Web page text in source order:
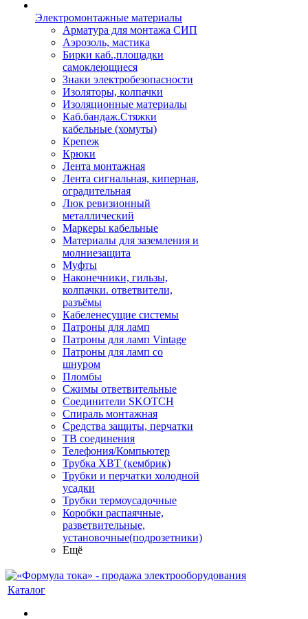
Электромонтажные материалы
Арматура для монтажа СИП
Аэрозоль, мастика
Бирки каб.,площадки
самоклеющиеся
Знаки электробезопасности
Изоляторы, колпачки
Изоляционные материалы
Каб.бандаж.Стяжки
кабельные (хомуты)
Крепеж
Крюки
Лента монтажная
Лента сигнальная, киперная,
оградительная
Люк ревизионный
металлический
Маркеры кабельные
Материалы для заземления и
молниезащита
Муфты
Наконечники, гильзы,
колпачки. ответвители,
разъёмы
Кабеленесущие системы
Патроны для ламп
Патроны для ламп Vintage
Патроны для ламп со
шнуром
Пломбы
Сжимы ответвительные
Соединители SKOTCH
Спираль монтажная
Средства защиты, перчатки
ТВ соединения
Телефония/Компьютер
Трубка ХВТ (кембрик)
Трубки и перчатки холодной
усадки
Трубки термоусадочные
Коробки распаячные,
разветвительные,
установочные(подрозетники)
Ещё
Каталог